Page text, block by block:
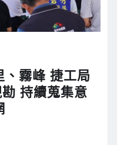
、霧峰 捷工局
持續蒐集意